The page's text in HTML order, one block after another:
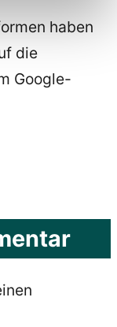
haben
die
Google-